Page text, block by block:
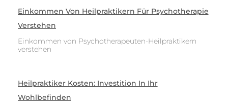
Einkommen Von Heilpraktikern Für Psychotherapie
Verstehen
Einkommen von Psychotherapeuten-Heilpraktikern
verstehen
Heilpraktiker Kosten: Investition In Ihr
Wohlbefinden